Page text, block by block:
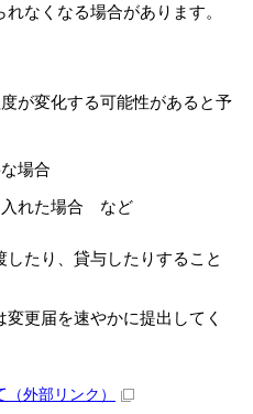
なくなる場合があります。
が変化する可能性があると予
場合
入れた場合 など
たり、貸与したりすること
更届を速やかに提出してく
（外部リンク）